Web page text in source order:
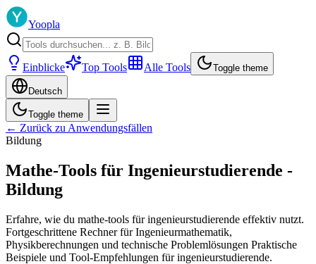
Yoopla
Einblicke Top Tools Alle Tools Toggle theme
Deutsch
Toggle theme
← Zurück zu Anwendungsfällen
Bildung
Mathe-Tools für Ingenieurstudierende -
Bildung
Erfahre, wie du mathe-tools für ingenieurstudierende effektiv nutzt.
Fortgeschrittene Rechner für Ingenieurmathematik,
Physikberechnungen und technische Problemlösungen Praktische
Beispiele und Tool-Empfehlungen für ingenieurstudierende.